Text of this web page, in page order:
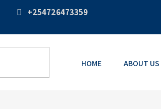
+254726473359
HOME ABOUT US